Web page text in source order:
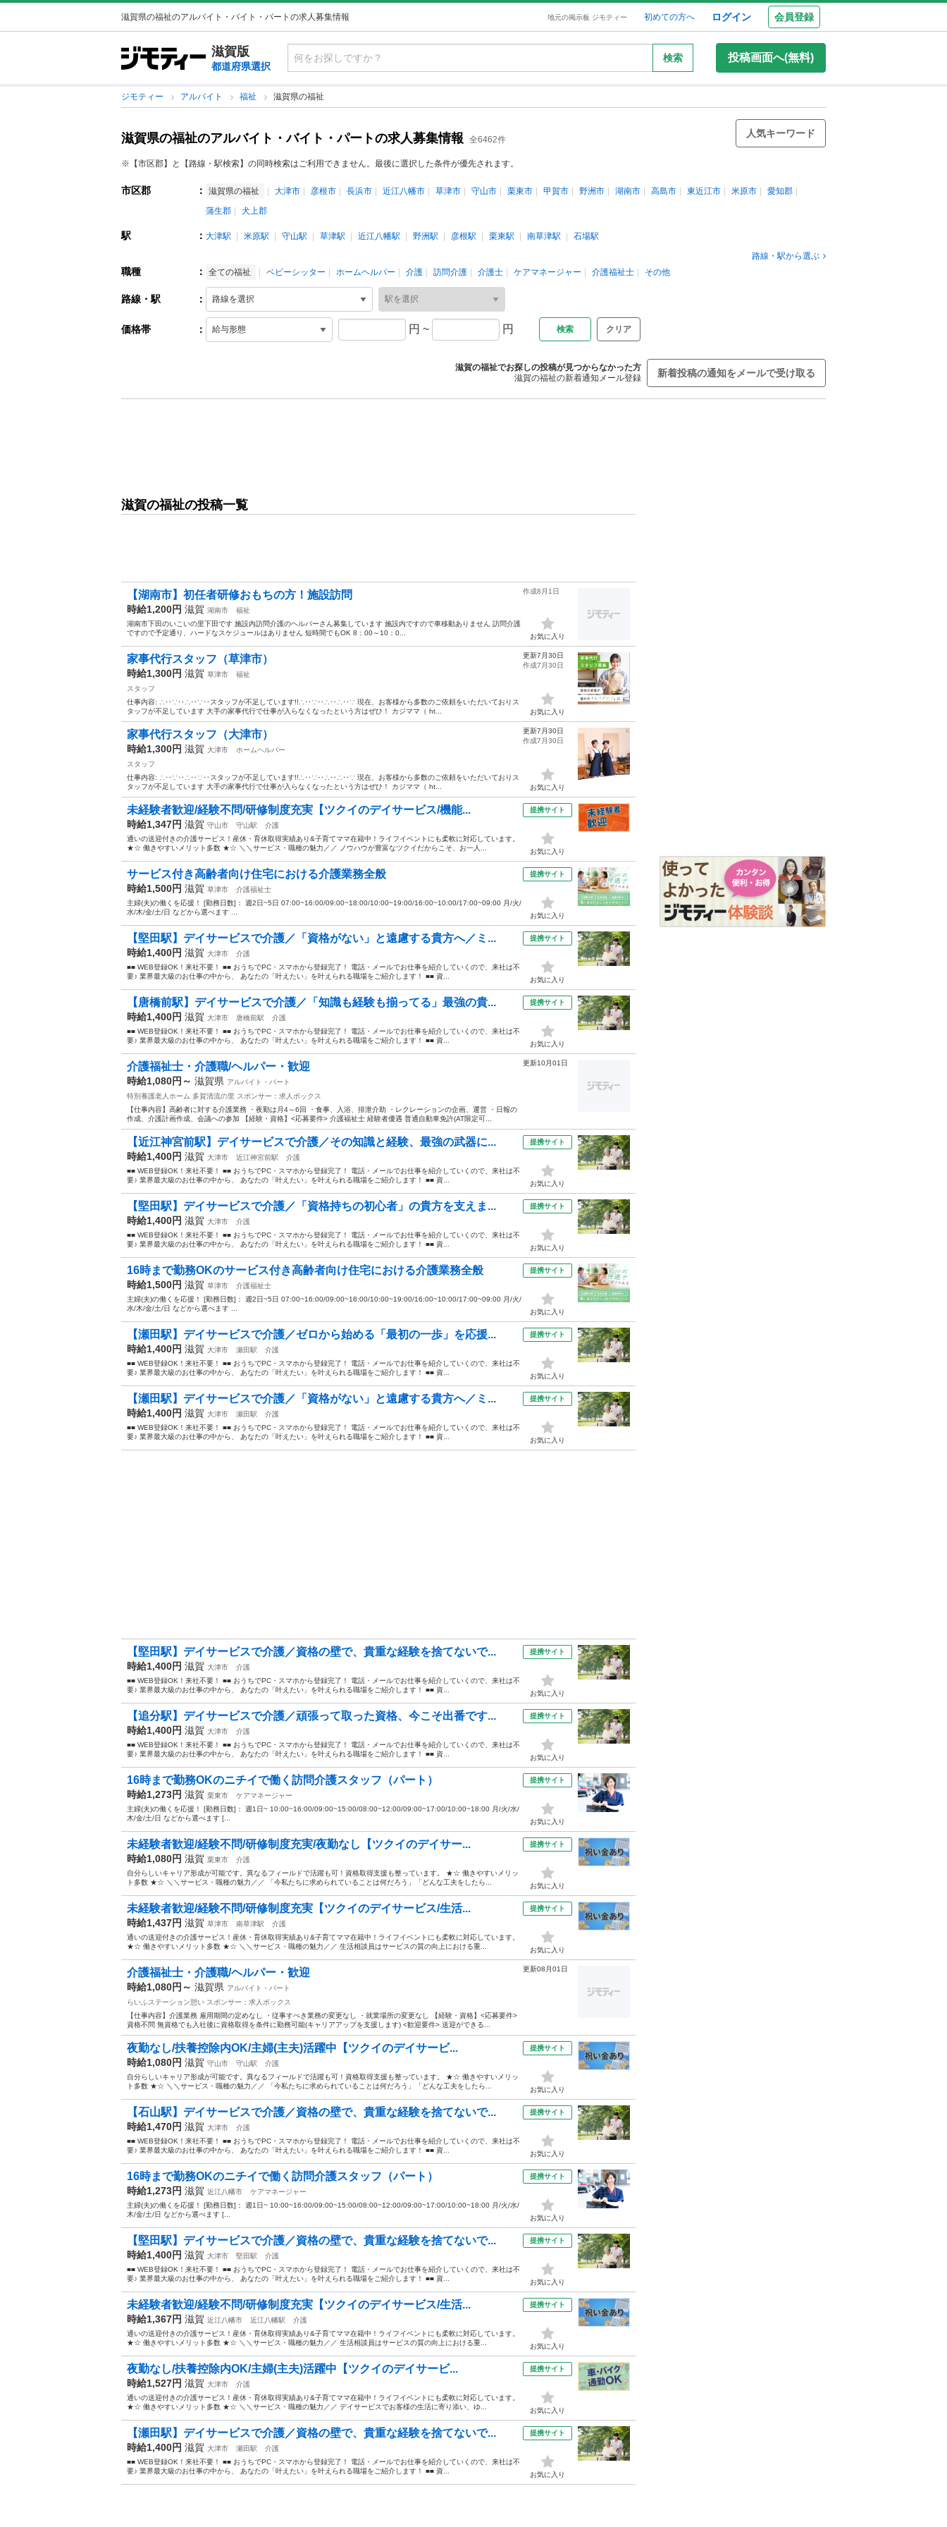
滋賀県の福祉のアルバイト・バイト・パートの求人募集情報 地元の掲示板 ジモティー 初めての方へ ログイン 会員登録
滋賀版
都道府県選択
検索 投稿画面へ(無料)
ジモティー アルバイト 福祉 滋賀県の福祉
滋賀県の福祉のアルバイト・バイト・パートの求人募集情報 全6462件
人気キーワード
※【市区郡】と【路線・駅検索】の同時検索はご利用できません。最後に選択した条件が優先されます。
市区郡 ： 滋賀県の福祉 大津市 彦根市 長浜市 近江八幡市 草津市 守山市 栗東市 甲賀市 野洲市 湖南市 高島市 東近江市 米原市
愛知郡
蒲生郡
犬上郡
駅 ： 大津駅 米原駅 守山駅 草津駅 近江八幡駅 野洲駅 彦根駅 栗東駅 南草津駅
石場駅
路線・駅から選ぶ
職種 ： 全ての福祉 ベビーシッター ホームヘルパー 介護 訪問介護 介護士 ケアマネージャー 介護福祉士 その他
路線・駅 ：
価格帯 ： 円 ~ 円 クリア
滋賀の福祉でお探しの投稿が見つからなかった方
滋賀の福祉の新着通知メール登録
新着投稿の通知をメールで受け取る
滋賀の福祉の投稿一覧
【湖南市】初任者研修おもちの方！施設訪問
時給1,200円 滋賀 湖南市
福祉
湖南市下田のいこいの里下田です 施設内訪問介護のヘルパーさん募集しています 施設内ですので車移動ありません 訪問介護
ですので予定通り、ハードなスケジュールはありません 短時間でもOK 8：00～10：0...
作成8月1日
お気に入り
家事代行スタッフ（草津市）
時給1,300円 滋賀 草津市
福祉
スタッフ
仕事内容: ∴‥∵‥∴‥∵‥スタッフが不足しています!!∴‥∵‥∴‥∴‥∵ 現在、お客様から多数のご依頼をいただいておりス
タッフが不足しています 大手の家事代行で仕事が入らなくなったという方はぜひ！ カジママ（ ht...
更新7月30日
作成7月30日
お気に入り
家事代行スタッフ（大津市）
時給1,300円 滋賀 大津市
ホームヘルパー
スタッフ
仕事内容: ∴‥∵‥∴‥∵‥スタッフが不足しています!!∴‥∵‥∴‥∴‥∵ 現在、お客様から多数のご依頼をいただいておりス
タッフが不足しています 大手の家事代行で仕事が入らなくなったという方はぜひ！ カジママ（ ht...
更新7月30日
作成7月30日
お気に入り
未経験者歓迎/経験不問/研修制度充実【ツクイのデイサービス/機能...
時給1,347円 滋賀 守山市 守山駅
介護
通いの送迎付きの介護サービス！産休・育休取得実績あり&子育てママ在籍中！ライフイベントにも柔軟に対応しています。
★☆ 働きやすいメリット多数 ★☆ ＼＼サービス・職種の魅力／／ ノウハウが豊富なツクイだからこそ、お一人...
提携サイト
お気に入り
サービス付き高齢者向け住宅における介護業務全般
時給1,500円 滋賀 草津市
介護福祉士
主婦(夫)の働くを応援！ [勤務日数]： 週2日~5日 07:00~16:00/09:00~18:00/10:00~19:00/16:00~10:00/17:00~09:00 月/火/
水/木/金/土/日 などから選べます ...
提携サイト
お気に入り
【堅田駅】デイサービスで介護／「資格がない」と遠慮する貴方へ／ミ...
時給1,400円 滋賀 大津市
介護
■■ WEB登録OK！来社不要！ ■■ おうちでPC・スマホから登録完了！ 電話・メールでお仕事を紹介していくので、来社は不
要♪ 業界最大級のお仕事の中から、 あなたの「叶えたい」を叶えられる職場をご紹介します！ ■■ 資...
提携サイト
お気に入り
【唐橋前駅】デイサービスで介護／「知識も経験も揃ってる」最強の貴...
時給1,400円 滋賀 大津市 唐橋前駅
介護
■■ WEB登録OK！来社不要！ ■■ おうちでPC・スマホから登録完了！ 電話・メールでお仕事を紹介していくので、来社は不
要♪ 業界最大級のお仕事の中から、 あなたの「叶えたい」を叶えられる職場をご紹介します！ ■■ 資...
提携サイト
お気に入り
介護福祉士・介護職/ヘルパー・歓迎
時給1,080円～ 滋賀県 アルバイト・パート
特別養護老人ホーム 多賀清流の里 スポンサー：求人ボックス
【仕事内容】高齢者に対する介護業務 ・夜勤は月4～6回 ・食事、入浴、排泄介助 ・レクレーションの企画、運営 ・日報の
作成、介護計画作成、会議への参加 【経験・資格】<応募要件> 介護福祉士 経験者優遇 普通自動車免許(AT限定可...
更新10月01日
【近江神宮前駅】デイサービスで介護／その知識と経験、最強の武器に...
時給1,400円 滋賀 大津市 近江神宮前駅
介護
■■ WEB登録OK！来社不要！ ■■ おうちでPC・スマホから登録完了！ 電話・メールでお仕事を紹介していくので、来社は不
要♪ 業界最大級のお仕事の中から、 あなたの「叶えたい」を叶えられる職場をご紹介します！ ■■ 資...
提携サイト
お気に入り
【堅田駅】デイサービスで介護／「資格持ちの初心者」の貴方を支えま...
時給1,400円 滋賀 大津市
介護
■■ WEB登録OK！来社不要！ ■■ おうちでPC・スマホから登録完了！ 電話・メールでお仕事を紹介していくので、来社は不
要♪ 業界最大級のお仕事の中から、 あなたの「叶えたい」を叶えられる職場をご紹介します！ ■■ 資...
提携サイト
お気に入り
16時まで勤務OKのサービス付き高齢者向け住宅における介護業務全般
時給1,500円 滋賀 草津市
介護福祉士
主婦(夫)の働くを応援！ [勤務日数]： 週2日~5日 07:00~16:00/09:00~18:00/10:00~19:00/16:00~10:00/17:00~09:00 月/火/
水/木/金/土/日 などから選べます ...
提携サイト
お気に入り
【瀬田駅】デイサービスで介護／ゼロから始める「最初の一歩」を応援...
時給1,400円 滋賀 大津市 瀬田駅
介護
■■ WEB登録OK！来社不要！ ■■ おうちでPC・スマホから登録完了！ 電話・メールでお仕事を紹介していくので、来社は不
要♪ 業界最大級のお仕事の中から、 あなたの「叶えたい」を叶えられる職場をご紹介します！ ■■ 資...
提携サイト
お気に入り
【瀬田駅】デイサービスで介護／「資格がない」と遠慮する貴方へ／ミ...
時給1,400円 滋賀 大津市 瀬田駅
介護
■■ WEB登録OK！来社不要！ ■■ おうちでPC・スマホから登録完了！ 電話・メールでお仕事を紹介していくので、来社は不
要♪ 業界最大級のお仕事の中から、 あなたの「叶えたい」を叶えられる職場をご紹介します！ ■■ 資...
提携サイト
お気に入り
【堅田駅】デイサービスで介護／資格の壁で、貴重な経験を捨てないで...
時給1,400円 滋賀 大津市
介護
■■ WEB登録OK！来社不要！ ■■ おうちでPC・スマホから登録完了！ 電話・メールでお仕事を紹介していくので、来社は不
要♪ 業界最大級のお仕事の中から、 あなたの「叶えたい」を叶えられる職場をご紹介します！ ■■ 資...
提携サイト
お気に入り
【追分駅】デイサービスで介護／頑張って取った資格、今こそ出番です...
時給1,400円 滋賀 大津市
介護
■■ WEB登録OK！来社不要！ ■■ おうちでPC・スマホから登録完了！ 電話・メールでお仕事を紹介していくので、来社は不
要♪ 業界最大級のお仕事の中から、 あなたの「叶えたい」を叶えられる職場をご紹介します！ ■■ 資...
提携サイト
お気に入り
16時まで勤務OKのニチイで働く訪問介護スタッフ（パート）
時給1,273円 滋賀 栗東市
ケアマネージャー
主婦(夫)の働くを応援！ [勤務日数]： 週1日~ 10:00~16:00/09:00~15:00/08:00~12:00/09:00~17:00/10:00~18:00 月/火/水/
木/金/土/日 などから選べます [...
提携サイト
お気に入り
未経験者歓迎/経験不問/研修制度充実/夜勤なし【ツクイのデイサー...
時給1,080円 滋賀 栗東市
介護
自分らしいキャリア形成が可能です。異なるフィールドで活躍も可！資格取得支援も整っています。 ★☆ 働きやすいメリッ
ト多数 ★☆ ＼＼サービス・職種の魅力／／ 「今私たちに求められていることは何だろう」「どんな工夫をしたら...
提携サイト
お気に入り
未経験者歓迎/経験不問/研修制度充実【ツクイのデイサービス/生活...
時給1,437円 滋賀 草津市 南草津駅
介護
通いの送迎付きの介護サービス！産休・育休取得実績あり&子育てママ在籍中！ライフイベントにも柔軟に対応しています。
★☆ 働きやすいメリット多数 ★☆ ＼＼サービス・職種の魅力／／ 生活相談員はサービスの質の向上における重...
提携サイト
お気に入り
介護福祉士・介護職/ヘルパー・歓迎
時給1,080円～ 滋賀県 アルバイト・パート
らいふステーション憩い スポンサー：求人ボックス
【仕事内容】介護業務 雇用期間の定めなし ・従事すべき業務の変更なし ・就業場所の変更なし 【経験・資格】<応募要件>
資格不問 無資格でも入社後に資格取得を条件に勤務可能(キャリアアップを支援します) <歓迎要件> 送迎ができる...
更新08月01日
夜勤なし/扶養控除内OK/主婦(主夫)活躍中【ツクイのデイサービ...
時給1,080円 滋賀 守山市 守山駅
介護
自分らしいキャリア形成が可能です。異なるフィールドで活躍も可！資格取得支援も整っています。 ★☆ 働きやすいメリッ
ト多数 ★☆ ＼＼サービス・職種の魅力／／ 「今私たちに求められていることは何だろう」「どんな工夫をしたら...
提携サイト
お気に入り
【石山駅】デイサービスで介護／資格の壁で、貴重な経験を捨てないで...
時給1,470円 滋賀 大津市
介護
■■ WEB登録OK！来社不要！ ■■ おうちでPC・スマホから登録完了！ 電話・メールでお仕事を紹介していくので、来社は不
要♪ 業界最大級のお仕事の中から、 あなたの「叶えたい」を叶えられる職場をご紹介します！ ■■ 資...
提携サイト
お気に入り
16時まで勤務OKのニチイで働く訪問介護スタッフ（パート）
時給1,273円 滋賀 近江八幡市
ケアマネージャー
主婦(夫)の働くを応援！ [勤務日数]： 週1日~ 10:00~16:00/09:00~15:00/08:00~12:00/09:00~17:00/10:00~18:00 月/火/水/
木/金/土/日 などから選べます [...
提携サイト
お気に入り
【堅田駅】デイサービスで介護／資格の壁で、貴重な経験を捨てないで...
時給1,400円 滋賀 大津市 堅田駅
介護
■■ WEB登録OK！来社不要！ ■■ おうちでPC・スマホから登録完了！ 電話・メールでお仕事を紹介していくので、来社は不
要♪ 業界最大級のお仕事の中から、 あなたの「叶えたい」を叶えられる職場をご紹介します！ ■■ 資...
提携サイト
お気に入り
未経験者歓迎/経験不問/研修制度充実【ツクイのデイサービス/生活...
時給1,367円 滋賀 近江八幡市 近江八幡駅
介護
通いの送迎付きの介護サービス！産休・育休取得実績あり&子育てママ在籍中！ライフイベントにも柔軟に対応しています。
★☆ 働きやすいメリット多数 ★☆ ＼＼サービス・職種の魅力／／ 生活相談員はサービスの質の向上における重...
提携サイト
お気に入り
夜勤なし/扶養控除内OK/主婦(主夫)活躍中【ツクイのデイサービ...
時給1,527円 滋賀 大津市
介護
通いの送迎付きの介護サービス！産休・育休取得実績あり&子育てママ在籍中！ライフイベントにも柔軟に対応しています。
★☆ 働きやすいメリット多数 ★☆ ＼＼サービス・職種の魅力／／ デイサービスでお客様の生活に寄り添い、ゆ...
提携サイト
お気に入り
【瀬田駅】デイサービスで介護／資格の壁で、貴重な経験を捨てないで...
時給1,400円 滋賀 大津市 瀬田駅
介護
■■ WEB登録OK！来社不要！ ■■ おうちでPC・スマホから登録完了！ 電話・メールでお仕事を紹介していくので、来社は不
要♪ 業界最大級のお仕事の中から、 あなたの「叶えたい」を叶えられる職場をご紹介します！ ■■ 資...
提携サイト
お気に入り